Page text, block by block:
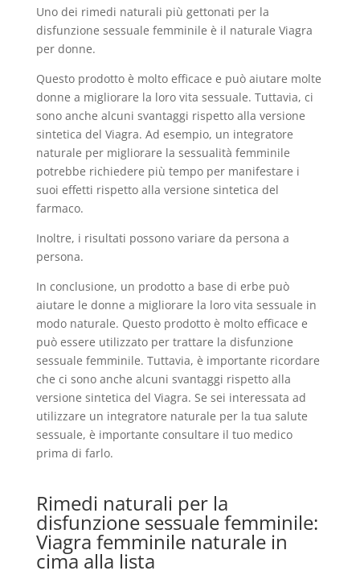
Uno dei rimedi naturali più gettonati per la
disfunzione sessuale femminile è il naturale Viagra
per donne.
Questo prodotto è molto efficace e può aiutare molte
donne a migliorare la loro vita sessuale. Tuttavia, ci
sono anche alcuni svantaggi rispetto alla versione
sintetica del Viagra. Ad esempio, un integratore
naturale per migliorare la sessualità femminile
potrebbe richiedere più tempo per manifestare i
suoi effetti rispetto alla versione sintetica del
farmaco.
Inoltre, i risultati possono variare da persona a
persona.
In conclusione, un prodotto a base di erbe può
aiutare le donne a migliorare la loro vita sessuale in
modo naturale. Questo prodotto è molto efficace e
può essere utilizzato per trattare la disfunzione
sessuale femminile. Tuttavia, è importante ricordare
che ci sono anche alcuni svantaggi rispetto alla
versione sintetica del Viagra. Se sei interessata ad
utilizzare un integratore naturale per la tua salute
sessuale, è importante consultare il tuo medico
prima di farlo.
Rimedi naturali per la
disfunzione sessuale femminile:
Viagra femminile naturale in
cima alla lista